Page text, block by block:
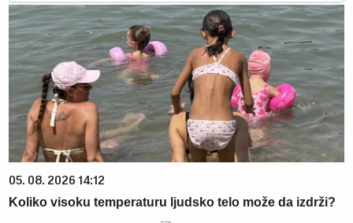
05. 08. 2026 14:12
Koliko visoku temperaturu ljudsko telo može da izdrži?